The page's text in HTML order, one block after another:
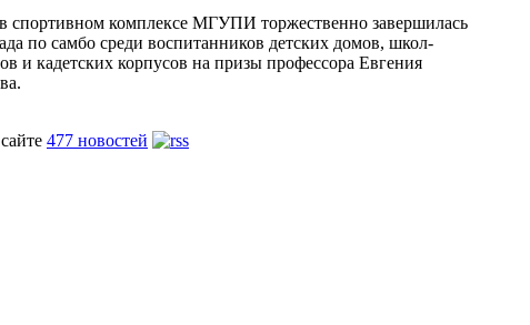
спортивном комплексе МГУПИ торжественно завершилась
по самбо среди воспитанников детских домов, школ-
и кадетских корпусов на призы профессора Евгения
477 новостей